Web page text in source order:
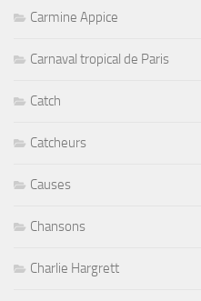
Carmine Appice
Carnaval tropical de Paris
Catch
Catcheurs
Causes
Chansons
Charlie Hargrett